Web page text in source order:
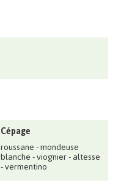
Cépage
roussane - mondeuse
blanche - viognier - altesse
- vermentino